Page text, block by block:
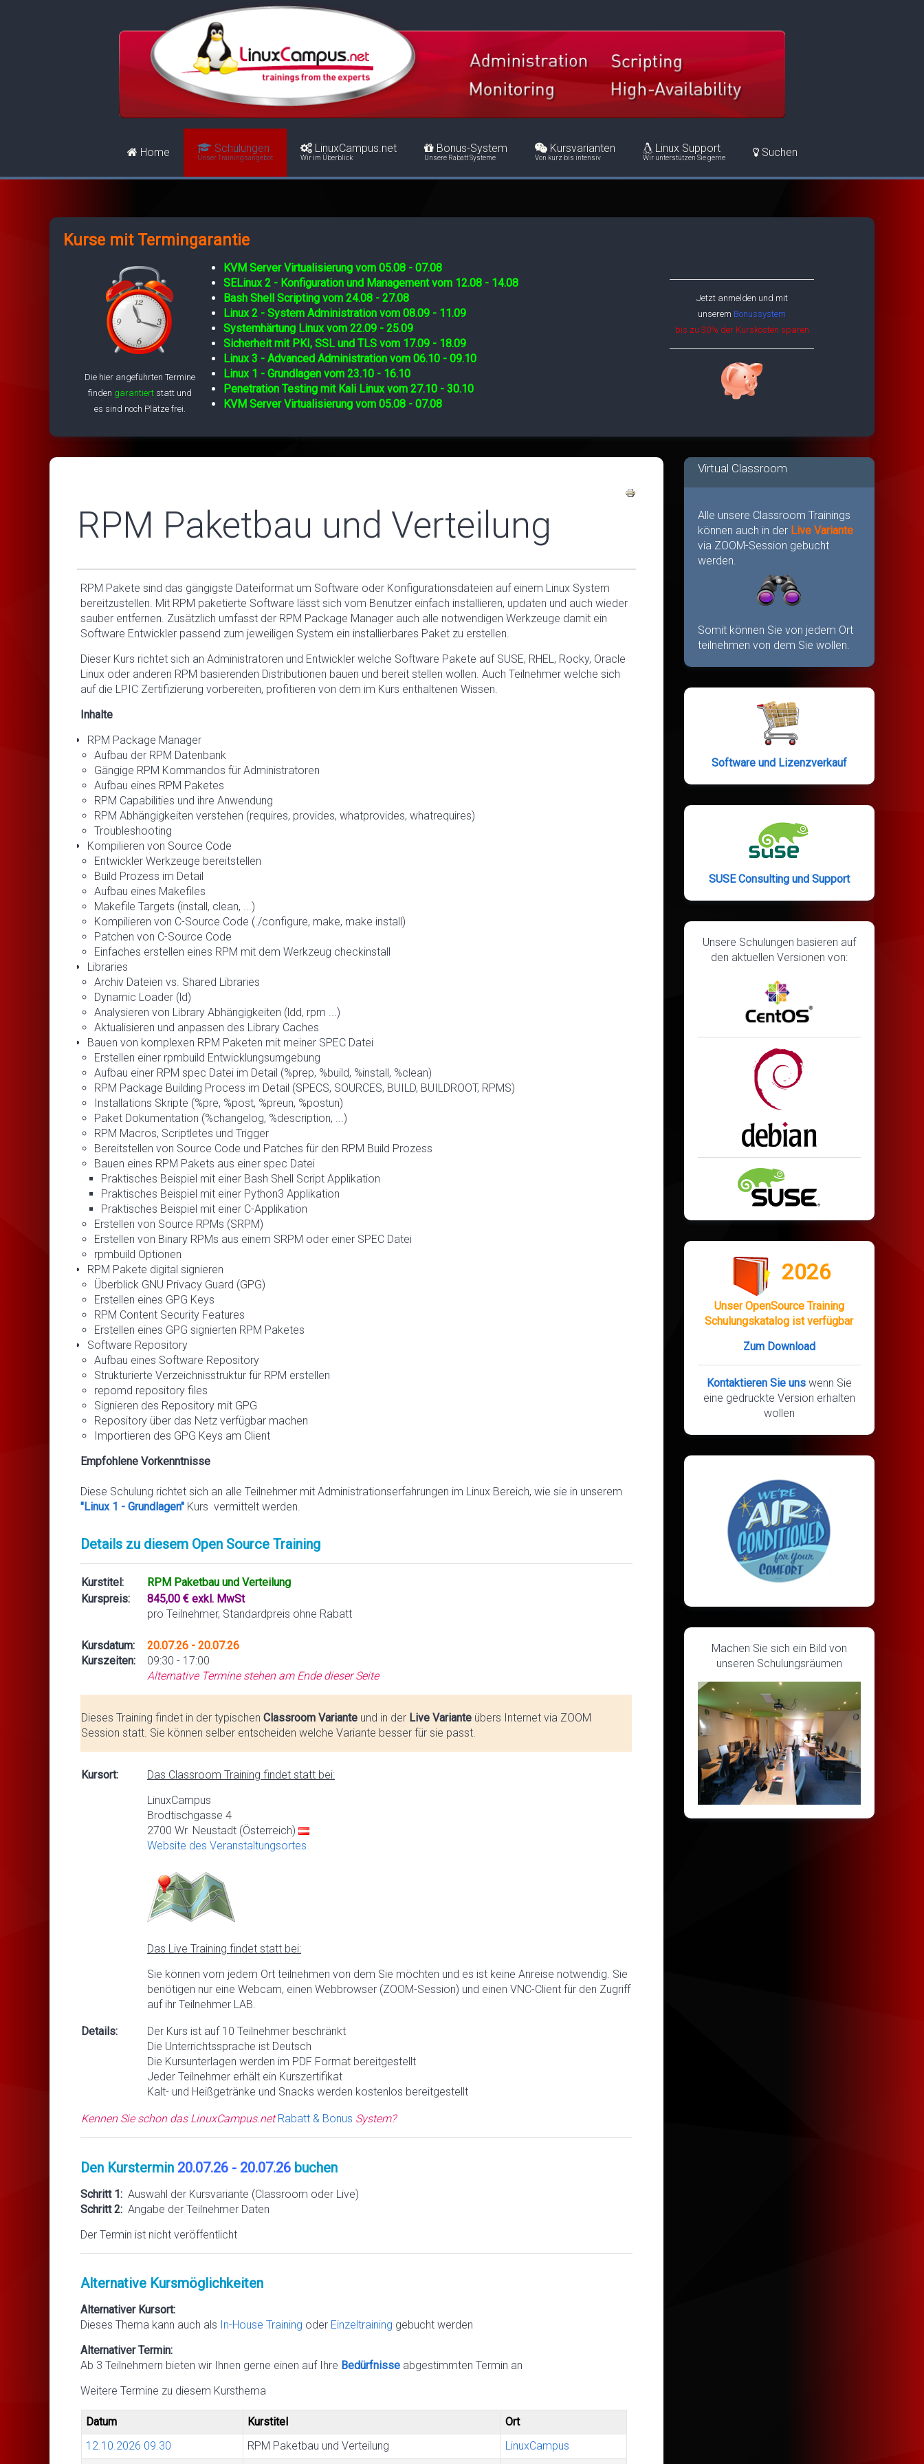
Home Schulungen
Unser Trainingsangebot
LinuxCampus.net
Wir im Überblick
Bonus-System
Unsere Rabatt Systeme
Kursvarianten
Von kurz bis intensiv
Linux Support
Wir unterstützen Sie gerne Suchen
Kurse mit Termingarantie
Die hier angeführten Termine
finden garantiert statt und
es sind noch Plätze frei.
KVM Server Virtualisierung vom 05.08 - 07.08
SELinux 2 - Konfiguration und Management vom 12.08 - 14.08
Bash Shell Scripting vom 24.08 - 27.08
Linux 2 - System Administration vom 08.09 - 11.09
Systemhärtung Linux vom 22.09 - 25.09
Sicherheit mit PKI, SSL und TLS vom 17.09 - 18.09
Linux 3 - Advanced Administration vom 06.10 - 09.10
Linux 1 - Grundlagen vom 23.10 - 16.10
Penetration Testing mit Kali Linux vom 27.10 - 30.10
KVM Server Virtualisierung vom 05.08 - 07.08
Jetzt anmelden und mit
unserem Bonussystem
bis zu 30% der Kurskosten sparen
RPM Paketbau und Verteilung
RPM Pakete sind das gängigste Dateiformat um Software oder Konfigurationsdateien auf einem Linux System
bereitzustellen. Mit RPM paketierte Software lässt sich vom Benutzer einfach installieren, updaten und auch wieder
sauber entfernen. Zusätzlich umfasst der RPM Package Manager auch alle notwendigen Werkzeuge damit ein
Software Entwickler passend zum jeweiligen System ein installierbares Paket zu erstellen.
Dieser Kurs richtet sich an Administratoren und Entwickler welche Software Pakete auf SUSE, RHEL, Rocky, Oracle
Linux oder anderen RPM basierenden Distributionen bauen und bereit stellen wollen. Auch Teilnehmer welche sich
auf die LPIC Zertifizierung vorbereiten, profitieren von dem im Kurs enthaltenen Wissen.
Inhalte
RPM Package Manager
Aufbau der RPM Datenbank
Gängige RPM Kommandos für Administratoren
Aufbau eines RPM Paketes
RPM Capabilities und ihre Anwendung
RPM Abhängigkeiten verstehen (requires, provides, whatprovides, whatrequires)
Troubleshooting
Kompilieren von Source Code
Entwickler Werkzeuge bereitstellen
Build Prozess im Detail
Aufbau eines Makefiles
Makefile Targets (install, clean, ...)
Kompilieren von C-Source Code (./configure, make, make install)
Patchen von C-Source Code
Einfaches erstellen eines RPM mit dem Werkzeug checkinstall
Libraries
Archiv Dateien vs. Shared Libraries
Dynamic Loader (ld)
Analysieren von Library Abhängigkeiten (ldd, rpm ...)
Aktualisieren und anpassen des Library Caches
Bauen von komplexen RPM Paketen mit meiner SPEC Datei
Erstellen einer rpmbuild Entwicklungsumgebung
Aufbau einer RPM spec Datei im Detail (%prep, %build, %install, %clean)
RPM Package Building Process im Detail (SPECS, SOURCES, BUILD, BUILDROOT, RPMS)
Installations Skripte (%pre, %post, %preun, %postun)
Paket Dokumentation (%changelog, %description, ...)
RPM Macros, Scriptletes und Trigger
Bereitstellen von Source Code und Patches für den RPM Build Prozess
Bauen eines RPM Pakets aus einer spec Datei
Praktisches Beispiel mit einer Bash Shell Script Applikation
Praktisches Beispiel mit einer Python3 Applikation
Praktisches Beispiel mit einer C-Applikation
Erstellen von Source RPMs (SRPM)
Erstellen von Binary RPMs aus einem SRPM oder einer SPEC Datei
rpmbuild Optionen
RPM Pakete digital signieren
Überblick GNU Privacy Guard (GPG)
Erstellen eines GPG Keys
RPM Content Security Features
Erstellen eines GPG signierten RPM Paketes
Software Repository
Aufbau eines Software Repository
Strukturierte Verzeichnisstruktur für RPM erstellen
repomd repository files
Signieren des Repository mit GPG
Repository über das Netz verfügbar machen
Importieren des GPG Keys am Client
Empfohlene Vorkenntnisse
Diese Schulung richtet sich an alle Teilnehmer mit Administrationserfahrungen im Linux Bereich, wie sie in unserem
"Linux 1 - Grundlagen" Kurs vermittelt werden.
Details zu diesem Open Source Training
Kurstitel:
RPM Paketbau und Verteilung
Kurspreis:
845,00 € exkl. MwSt
pro Teilnehmer, Standardpreis ohne Rabatt
Kursdatum:
Kurszeiten:
20.07.26 - 20.07.26
09:30 - 17:00
Alternative Termine stehen am Ende dieser Seite
Dieses Training findet in der typischen Classroom Variante und in der Live Variante übers Internet via ZOOM
Session statt. Sie können selber entscheiden welche Variante besser für sie passt.
Kursort:
Das Classroom Training findet statt bei:
LinuxCampus
Brodtischgasse 4
2700 Wr. Neustadt (Österreich)
Website des Veranstaltungsortes
Das Live Training findet statt bei:
Sie können vom jedem Ort teilnehmen von dem Sie möchten und es ist keine Anreise notwendig. Sie
benötigen nur eine Webcam, einen Webbrowser (ZOOM-Session) und einen VNC-Client für den Zugriff
auf ihr Teilnehmer LAB.
Details:
Der Kurs ist auf 10 Teilnehmer beschränkt
Die Unterrichtssprache ist Deutsch
Die Kursunterlagen werden im PDF Format bereitgestellt
Jeder Teilnehmer erhält ein Kurszertifikat
Kalt- und Heißgetränke und Snacks werden kostenlos bereitgestellt
Kennen Sie schon das LinuxCampus.netRabatt & Bonus System?
Den Kurstermin 20.07.26 - 20.07.26 buchen
Schritt 1: Auswahl der Kursvariante (Classroom oder Live)
Schritt 2: Angabe der Teilnehmer Daten
Der Termin ist nicht veröffentlicht
Alternative Kursmöglichkeiten
Alternativer Kursort:
Dieses Thema kann auch als In-House Training oder Einzeltraining gebucht werden
Alternativer Termin:
Ab 3 Teilnehmern bieten wir Ihnen gerne einen auf Ihre Bedürfnisse abgestimmten Termin an
Weitere Termine zu diesem Kursthema
Datum Kurstitel
Ort
12.10.2026 09.30 RPM Paketbau und Verteilung
LinuxCampus
Virtual Classroom
Alle unsere Classroom Trainings
können auch in der Live Variante
via ZOOM-Session gebucht
werden.
Somit können Sie von jedem Ort
teilnehmen von dem Sie wollen.
Software und Lizenzverkauf
SUSE Consulting und Support
Unsere Schulungen basieren auf
den aktuellen Versionen von:
2026
Unser OpenSource Training
Schulungskatalog ist verfügbar
Zum Download
Kontaktieren Sie uns wenn Sie
eine gedruckte Version erhalten
wollen
Machen Sie sich ein Bild von
unseren Schulungsräumen